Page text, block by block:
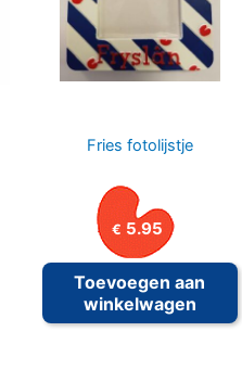
Fries fotolijstje
€ 5.95
Toevoegen aan
winkelwagen